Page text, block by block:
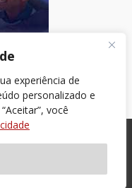
experiência de
personalizado e
você